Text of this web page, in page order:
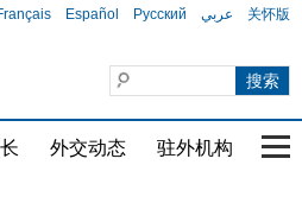
Español Русский عربي 关怀版
外交动态 驻外机构 国